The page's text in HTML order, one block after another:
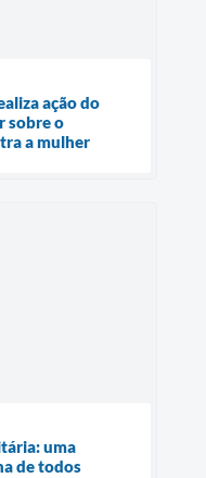
ação do
sobre o
a mulher
uma
de todos